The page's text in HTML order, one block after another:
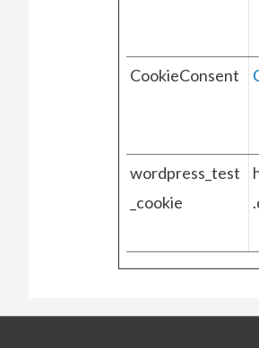
CookieConsent
wordpress_test
_cookie